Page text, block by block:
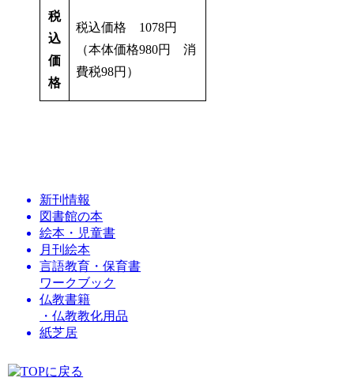
税
込
価
格
税込価格 1078円
（本体価格980円 消
費税98円）
新刊情報
図書館の本
絵本・児童書
月刊絵本
言語教育・保育書
ワークブック
仏教書籍
・仏教教化用品
紙芝居